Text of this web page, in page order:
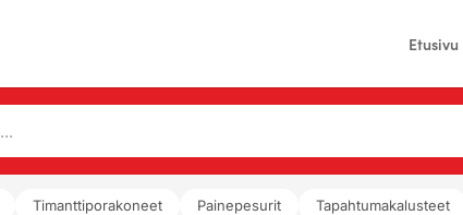
Etusivu
Timanttiporakoneet Painepesurit Tapahtumakalusteet